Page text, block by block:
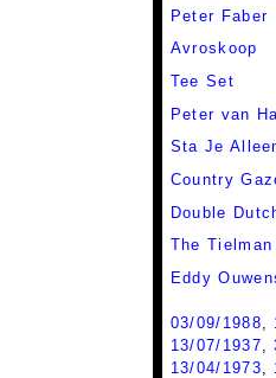
Peter Faber
Avroskoop
Tee Set
Peter van
Sta Je
Country
Double
The
Eddy
03/09/1988,
13/07/1937,
13/04/1973,